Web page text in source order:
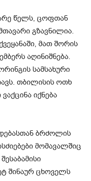
წელს, ცოფთან
გზავნილია.
მათ შორის
აღინიშნება.
სამსახური
თბილისის ოთხ
იქნება
ბრძოლის
მომავალშიც
შინაურ ცხოველს